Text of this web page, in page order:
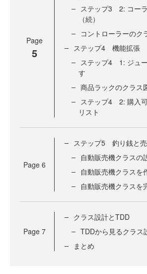
Page
5
ステップ3 2: コー
（続）
コントローラーのク
ステップ4 機能拡張
ステップ4 1: ジュ
す
商品ラックのクラス
ステップ4 2: 購入
リスト
Page 6
ステップ5 釣り銭と
自動販売機クラスの
自動販売機クラスを
自動販売機クラスを
Page 7
クラス設計とTDD
TDDから見るクラス
まとめ